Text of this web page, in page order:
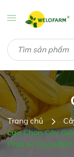
Trang chủ
Lựa Chọn Cây
Phải Ai Cũng Biết